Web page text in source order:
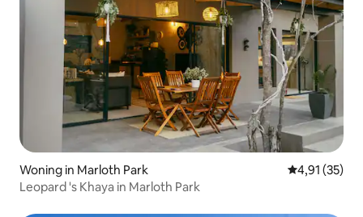
Woning in Marloth Park Gemiddelde
4,91 (35)
Leopard 's Khaya in Marloth Park